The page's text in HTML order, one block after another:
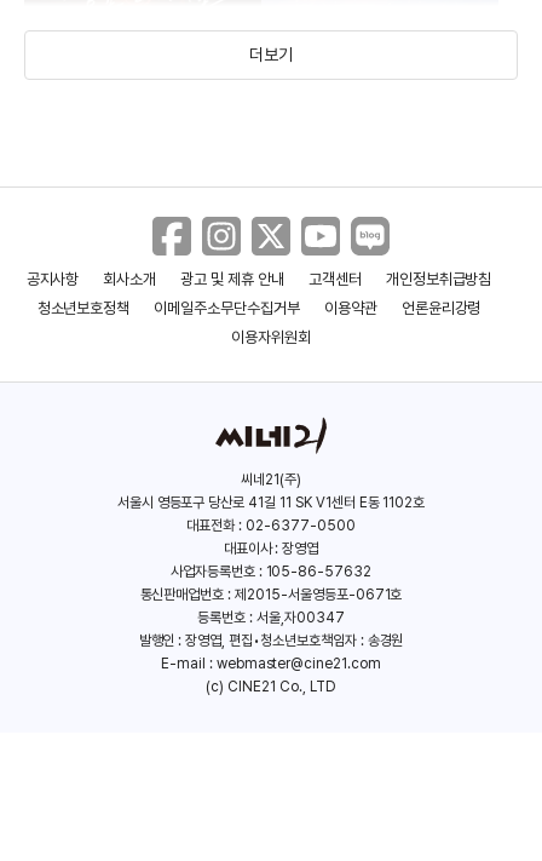
싱글 인 서울 대관람차
더보기
공지사항 회사소개 광고 및 제휴 안내 고객센터
개인정보취급방침
청소년보호정책
이메일주소무단수집거부 이용약관
언론윤리강령
이용자위원회
씨네21(주)
서울시 영등포구 당산로 41길 11 SK V1센터 E동 1102호
대표전화 : 02-6377-0500
대표이사 : 장영엽
사업자등록번호 : 105-86-57632
통신판매업번호 : 제2015-서울영등포-0671호
등록번호 : 서울,자00347
발행인 : 장영엽, 편집•청소년보호책임자 : 송경원
E-mail : webmaster@cine21.com
(c) CINE21 Co., LTD